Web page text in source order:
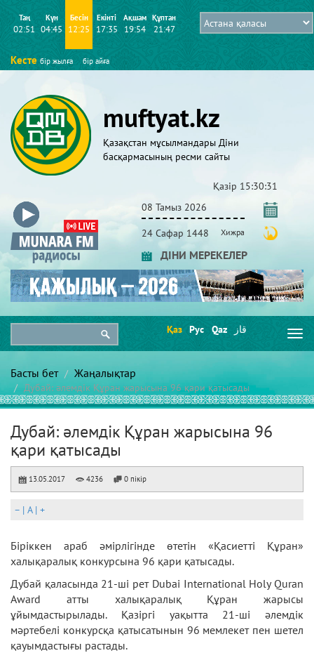
Таң
02:51
Күн
04:45
Бесін
12:25
Екінті
17:35
Ақшам
19:54
Құптан
21:47
Кесте бір жылға бір айға
muftyat.kz
Қазақстан мұсылмандары Діни
басқармасының ресми сайты
Қазір 15:30:32
08 Тамыз 2026
24 Сафар 1448 Хижра
ДІНИ МЕРЕКЕЛЕР
Қаз Рус Qaz قاز
Басты бет Жаңалықтар
Дубай: әлемдік Құран жарысына 96 қари қатысады
Дубай: әлемдік Құран жарысына 96
қари қатысады
13.05.2017 4236 0 пікір
– | A| +
Біріккен араб әмірлігінде өтетін «Қасиетті Құран»
халықаралық конкурсына 96 қари қатысады.
Дубай қаласында 21-ші рет Dubai International Holy Quran
Award атты халықаралық Құран жарысы
ұйымдастырылады. Қазіргі уақытта 21-ші әлемдік
мәртебелі конкурсқа қатысатынын 96 мемлекет пен шетел
қауымдастығы растады.